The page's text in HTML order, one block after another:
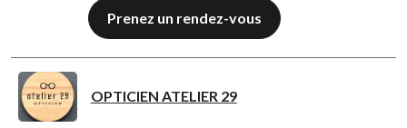
Prenez un rendez-vous
OPTICIEN ATELIER 29